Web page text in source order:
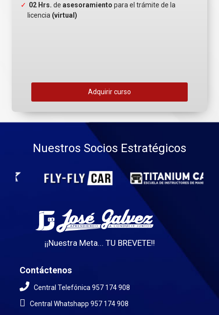
02 Hrs. de asesoramiento para el trámite de la
licencia (virtual)
Adquirir curso
Nuestros Socios Estratégicos
¡¡Nuestra Meta... TU BREVETE!!
Contáctenos
Central Telefónica 957 174 908
Central Whatshapp 957 174 908